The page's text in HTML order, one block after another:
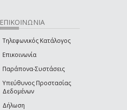
ΕΠΙΚΟΙΝΩΝΙΑ
Τηλεφωνικός Κατάλογος
Επικοινωνία
Παράπονα-Συστάσεις
Υπεύθυνος Προστασίας
Δεδομένων
Δήλωση